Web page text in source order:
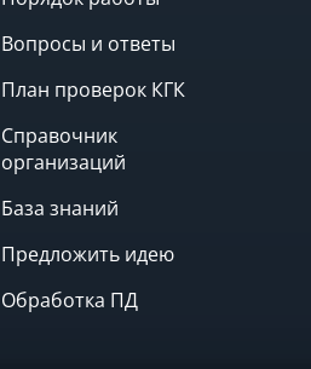
Вопросы и ответы
План проверок КГК
Справочник
организаций
База знаний
Предложить идею
Обработка ПД